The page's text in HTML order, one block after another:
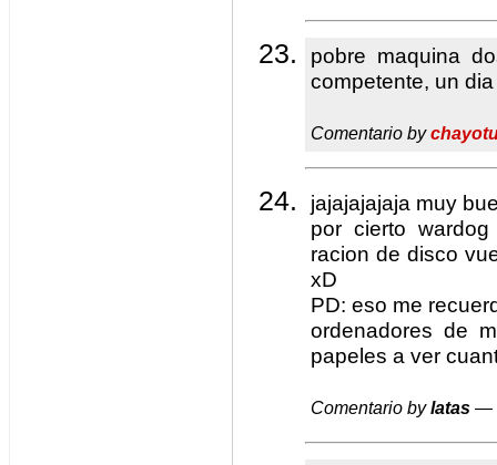
pobre maquina
competente, un
Comentario by
jajajajajaja muy
por cierto
racion de disco
xD
PD: eso me
ordenadores de
papeles a ver
Comentario bylatas —